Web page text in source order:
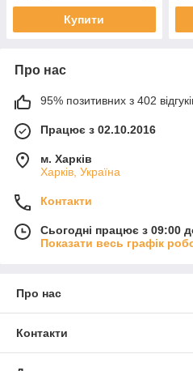
Купити
Про нас
95% позитивних з 402
Працює з 02.10.2016
м. Харків
Харків, Україна
Контакти
Сьогодні працює з 09:00
Показати весь графік
Про нас
Контакти